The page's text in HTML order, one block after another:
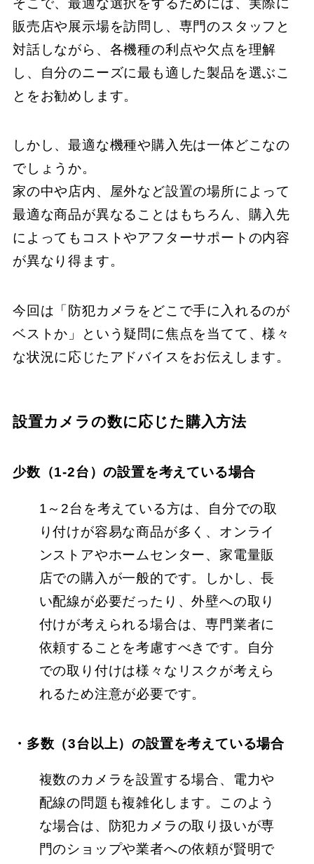
販売店や展示場を訪問し、専門のスタッフと
対話しながら、各機種の利点や欠点を理解
し、自分のニーズに最も適した製品を選ぶこ
とをお勧めします。
しかし、最適な機種や購入先は一体どこなの
でしょうか。
家の中や店内、屋外など設置の場所によって
最適な商品が異なることはもちろん、購入先
によってもコストやアフターサポートの内容
が異なり得ます。
今回は「防犯カメラをどこで手に入れるのが
ベストか」という疑問に焦点を当てて、様々
な状況に応じたアドバイスをお伝えします。
設置カメラの数に応じた購入方法
少数（1-2台）の設置を考えている場合
1～2台を考えている方は、自分での取
り付けが容易な商品が多く、オンライ
ンストアやホームセンター、家電量販
店での購入が一般的です。しかし、長
い配線が必要だったり、外壁への取り
付けが考えられる場合は、専門業者に
依頼することを考慮すべきです。自分
での取り付けは様々なリスクが考えら
れるため注意が必要です。
・多数（3台以上）の設置を考えている場合
複数のカメラを設置する場合、電力や
配線の問題も複雑化します。このよう
な場合は、防犯カメラの取り扱いが専
門のショップや業者への依頼が賢明で